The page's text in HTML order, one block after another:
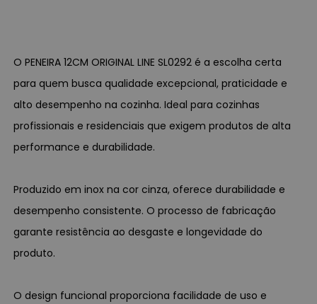
O PENEIRA 12CM ORIGINAL LINE SL0292 é a escolha certa
para quem busca qualidade excepcional, praticidade e
alto desempenho na cozinha. Ideal para cozinhas
profissionais e residenciais que exigem produtos de alta
performance e durabilidade.
Produzido em inox na cor cinza, oferece durabilidade e
desempenho consistente. O processo de fabricação
garante resistência ao desgaste e longevidade do
produto.
O design funcional proporciona facilidade de uso e